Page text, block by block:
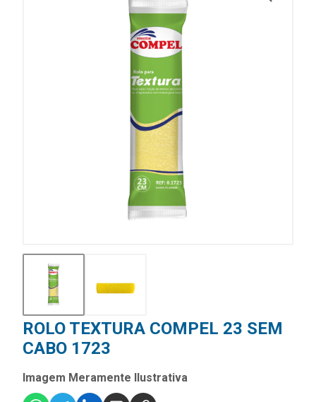
ROLO TEXTURA COMPEL 23 SEM
CABO 1723
Imagem Meramente Ilustrativa